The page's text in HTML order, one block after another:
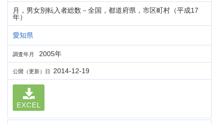
月，男女別転入者総数－全国，都道府県，市区町村（平成17
年）
愛知県
調査年月 2005年
公開（更新）日 2014-12-19
EXCEL